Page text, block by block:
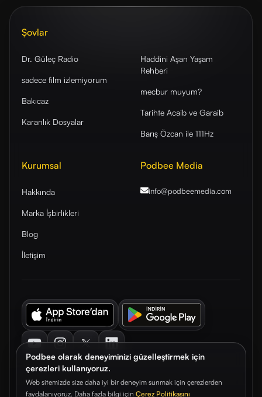
Podbee olarak deneyiminizi güzelleştirmek için
çerezleri kullanıyoruz.
Web sitemizde size daha iyi bir deneyim sunmak için çerezlerden
faydalanıyoruz. Daha fazla bilgi için Çerez Politikasını
Şovlar
Dr. Güleç Radio
sadece film izlemiyorum
Bakıcaz
Karanlık Dosyalar
Haddini Aşan Yaşam
Rehberi
mecbur muyum?
Tarihte Acaib ve Garaib
Barış Özcan ile 111Hz
Kurumsal
Hakkında
Marka İşbirlikleri
Blog
İletişim
Podbee Media
info@podbeemedia.com